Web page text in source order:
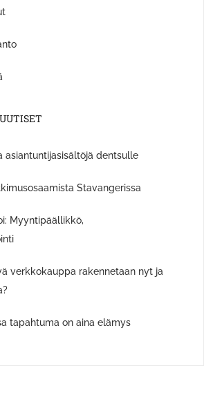
asiantuntijasisältöjä dentsulle
Stavangerissa
Myyntipäällikkö,
verkkokauppa rakennetaan nyt ja
tapahtuma on aina elämys